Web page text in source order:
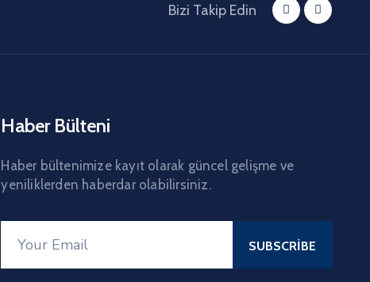
Bizi Takip Edin
Haber Bülteni
Haber bültenimize kayıt olarak güncel gelişme ve
yeniliklerden haberdar olabilirsiniz.